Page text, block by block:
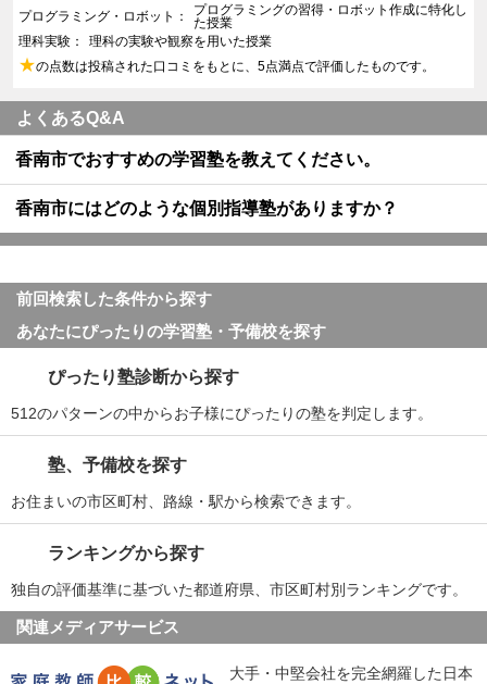
プログラミング・ロボット
プログラミングの習得・ロボット作成に特化し
た授業
理科実験
理科の実験や観察を用いた授業
★の点数は投稿された口コミをもとに、5点満点で評価したものです。
よくあるQ&A
香南市でおすすめの学習塾を教えてください。
香南市にはどのような個別指導塾がありますか？
前回検索した条件から探す
あなたにぴったりの学習塾・予備校を探す
ぴったり塾診断から探す
512のパターンの中からお子様にぴったりの塾を判定します。
塾、予備校を探す
お住まいの市区町村、路線・駅から検索できます。
ランキングから探す
独自の評価基準に基づいた都道府県、市区町村別ランキングです。
関連メディアサービス
大手・中堅会社を完全網羅した日本